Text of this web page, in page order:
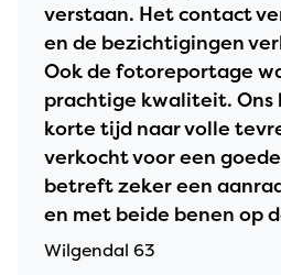
verstaan. Het contact
en de bezichtigingen
Ook de fotoreportage
prachtige kwaliteit. Ons
korte tijd naar volle
verkocht voor een
betreft zeker een
en met beide benen op
Wilgendal 63